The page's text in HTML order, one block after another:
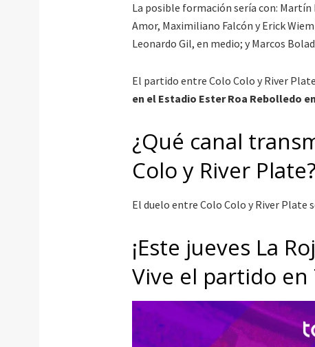
La posible formación sería con:
Amor, Maximiliano Falcón y Erick
Leonardo Gil, en medio; y Marcos
El partido entre Colo Colo y River
en el Estadio Ester Roa Rebolledo
¿Qué canal
Colo y River Plate?
El duelo entre Colo Colo y River
¡Este jueves La
Vive el partido